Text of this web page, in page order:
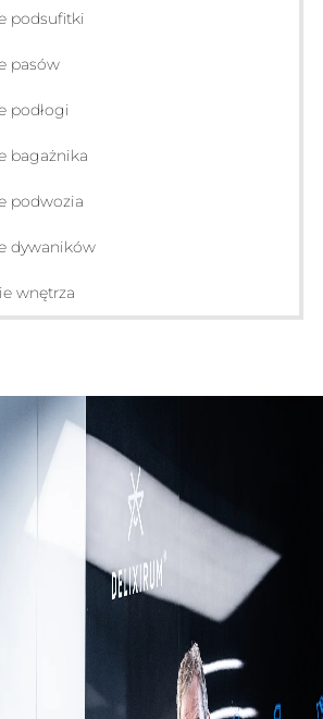
podsufitki
pasów
podłogi
bagażnika
podwozia
dywaników
wnętrza